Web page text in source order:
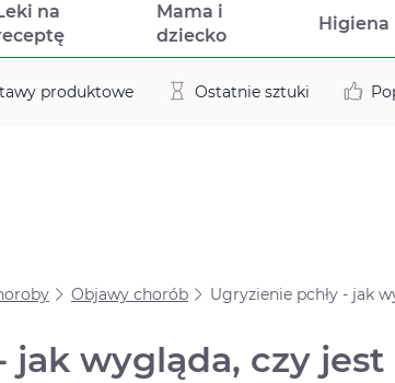
na
Mama i
dziecko
Higiena
produktowe Ostatnie sztuki
Objawy chorób Ugryzienie pchły - jak
jak wygląda, czy jest